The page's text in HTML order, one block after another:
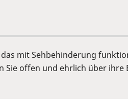
mit Sehbehinderung
Sie offen und ehrlich über ihre